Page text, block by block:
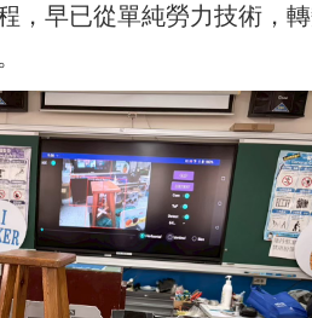
，早已從單純勞力技術，